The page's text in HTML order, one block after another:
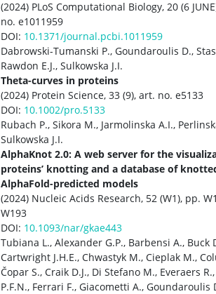
(2024) PLoS Computational Biology, 20 (6
no. e1011959
DOI: 10.1371/journal.pcbi.1011959
Dabrowski-Tumanski P., Goundaroulis D.,
Rawdon E.J., Sulkowska J.I.
Theta-curves in proteins
(2024) Protein Science, 33 (9), art. no. e5133
DOI: 10.1002/pro.5133
Rubach P., Sikora M., Jarmolinska A.I.,
Sulkowska J.I.
AlphaKnot 2.0: A web server for the
proteins’ knotting and a database of
AlphaFold-predicted models
(2024) Nucleic Acids Research, 52 (W1), pp.
W193
DOI: 10.1093/nar/gkae443
Tubiana L., Alexander G.P., Barbensi A., Buck
Cartwright J.H.E., Chwastyk M., Cieplak M.,
Čopar S., Craik D.J., Di Stefano M., Everaers
P.F.N., Ferrari F., Giacometti A., Goundaroulis